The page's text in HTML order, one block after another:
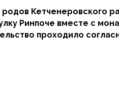
Кетченеровского
Ринпоче вместе с
проходило